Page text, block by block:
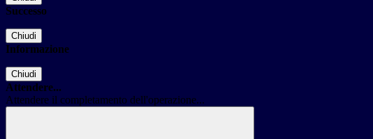
Successo
Chiudi
Informazione
Chiudi
Attendere...
Attendere il completamento dell'operazione...